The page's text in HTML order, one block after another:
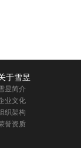
于雪昱
昱简介
业文化
织架构
誉资质